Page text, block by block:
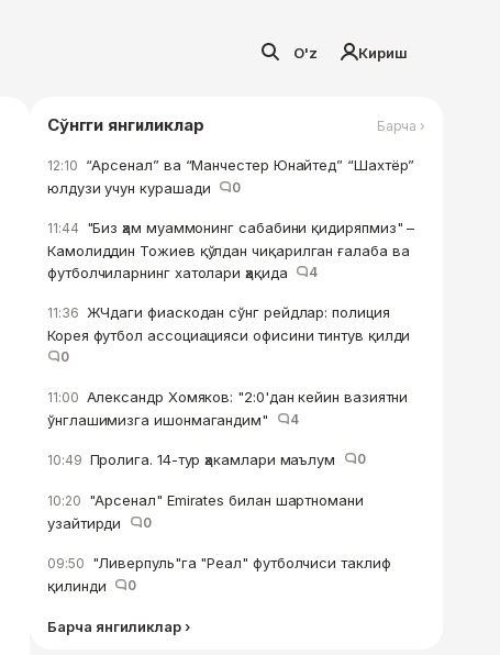
O'z Кириш
Сўнгги янгиликлар Барча ›
12:10 “Арсенал” ва “Манчестер Юнайтед” “Шахтёр”
юлдузи учун курашади
0
11:44 "Биз ҳам муаммонинг сабабини қидиряпмиз" –
Камолиддин Тожиев қўлдан чиқарилган ғалаба ва
футболчиларнинг хатолари ҳақида
4
11:36 ЖЧдаги фиаскодан сўнг рейдлар: полиция
Корея футбол ассоциацияси офисини тинтув қилди
0
11:00 Александр Хомяков: "2:0'дан кейин вазиятни
ўнглашимизга ишонмагандим"
4
10:49 Пролига. 14-тур ҳакамлари маълум 0
10:20 "Арсенал" Emirates билан шартномани
узайтирди
0
09:50 "Ливерпуль"га "Реал" футболчиси таклиф
қилинди
0
Барча янгиликлар ›